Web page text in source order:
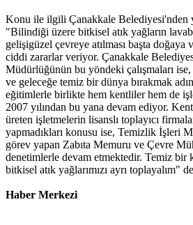
Konu ile ilgili Çanakkale Belediyesi'nden
"Bilindiği üzere bitkisel atık yağların
gelişigüzel çevreye atılması başta doğaya
ciddi zararlar veriyor. Çanakkale
Müdürlüğünün bu yöndeki çalışmaları
ve geleceğe temiz bir dünya bırakmak
eğitimlerle birlikte hem kentliler hem de
2007 yılından bu yana devam ediyor.
üreten işletmelerin lisanslı toplayıcı
yapmadıkları konusu ise, Temizlik İşleri
görev yapan Zabıta Memuru ve Çevre
denetimlerle devam etmektedir. Temiz bir
bitkisel atık yağlarımızı ayrı toplayalım"
Haber Merkezi